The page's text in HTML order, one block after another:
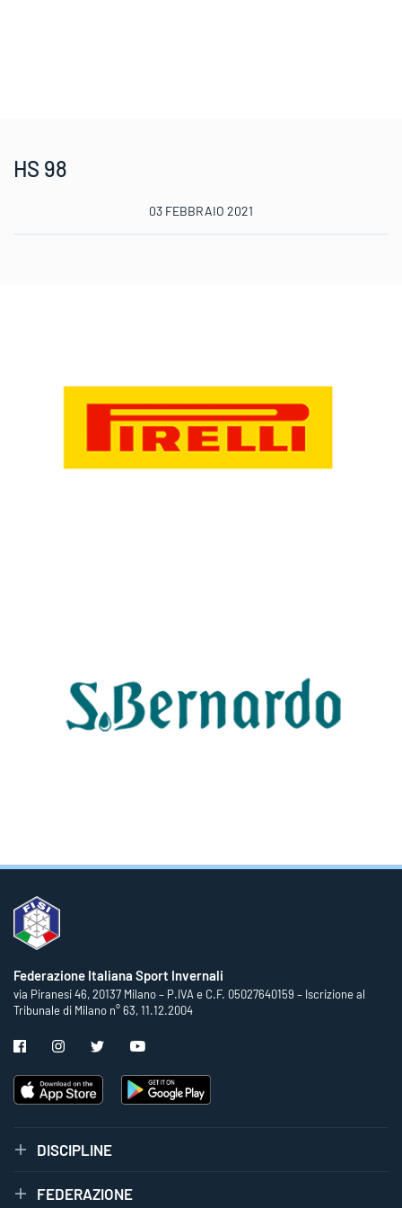
HS 98
03 FEBBRAIO 2021
Federazione Italiana Sport Invernali
via Piranesi 46, 20137 Milano – P.IVA e C.F. 05027640159 – Iscrizione al
Tribunale di Milano n° 63, 11.12.2004
DISCIPLINE
FEDERAZIONE